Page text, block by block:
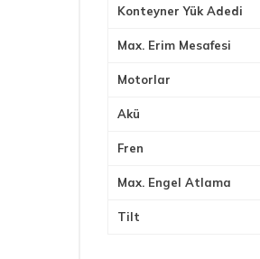
Konteyner Yük Adedi
Max. Erim Mesafesi
Motorlar
Akü
Fren
Max. Engel Atlama
Tilt